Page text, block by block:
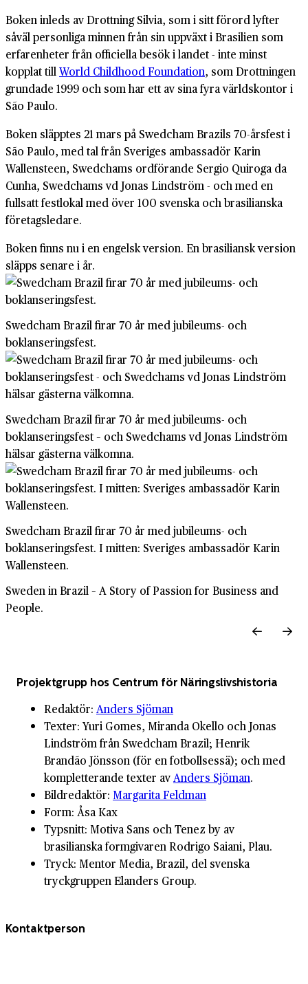
Boken inleds av Drottning Silvia, som i sitt förord lyfter
såväl personliga minnen från sin uppväxt i Brasilien som
erfarenheter från officiella besök i landet - inte minst
kopplat tillWorld Childhood Foundation, som Drottningen
grundade 1999 och som har ett av sina fyra världskontor i
São Paulo.
Boken släpptes 21 mars på Swedcham Brazils 70-årsfest i
São Paulo, med tal från Sveriges ambassadör Karin
Wallensteen, Swedchams ordförande Sergio Quiroga da
Cunha, Swedchams vd Jonas Lindström - och med en
fullsatt festlokal med över 100 svenska och brasilianska
företagsledare.
Boken finns nu i en engelsk version. En brasiliansk version
släpps senare i år.
Swedcham Brazil firar 70 år med jubileums- och
boklanseringsfest.
Swedcham Brazil firar 70 år med jubileums- och
boklanseringsfest – och Swedchams vd Jonas Lindström
hälsar gästerna välkomna.
Swedcham Brazil firar 70 år med jubileums- och
boklanseringsfest. I mitten: Sveriges ambassadör Karin
Wallensteen.
Sweden in Brazil – A Story of Passion for Business and
People.
Projektgrupp hos Centrum för Näringslivshistoria
Redaktör: Anders Sjöman
Texter: Yuri Gomes, Miranda Okello och Jonas
Lindström från Swedcham Brazil; Henrik
Brandão Jönsson (för en fotbollsessä); och med
kompletterande texter avAnders Sjöman.
Bildredaktör: Margarita Feldman
Form: Åsa Kax
Typsnitt: Motiva Sans och Tenez by av
brasilianska formgivaren Rodrigo Saiani, Plau.
Tryck: Mentor Media, Brazil, del svenska
tryckgruppen Elanders Group.
Kontaktperson